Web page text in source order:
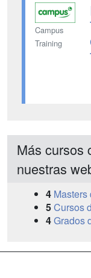
Campus
Training
Más cursos
nuestras
4
5Cursos
4Grados